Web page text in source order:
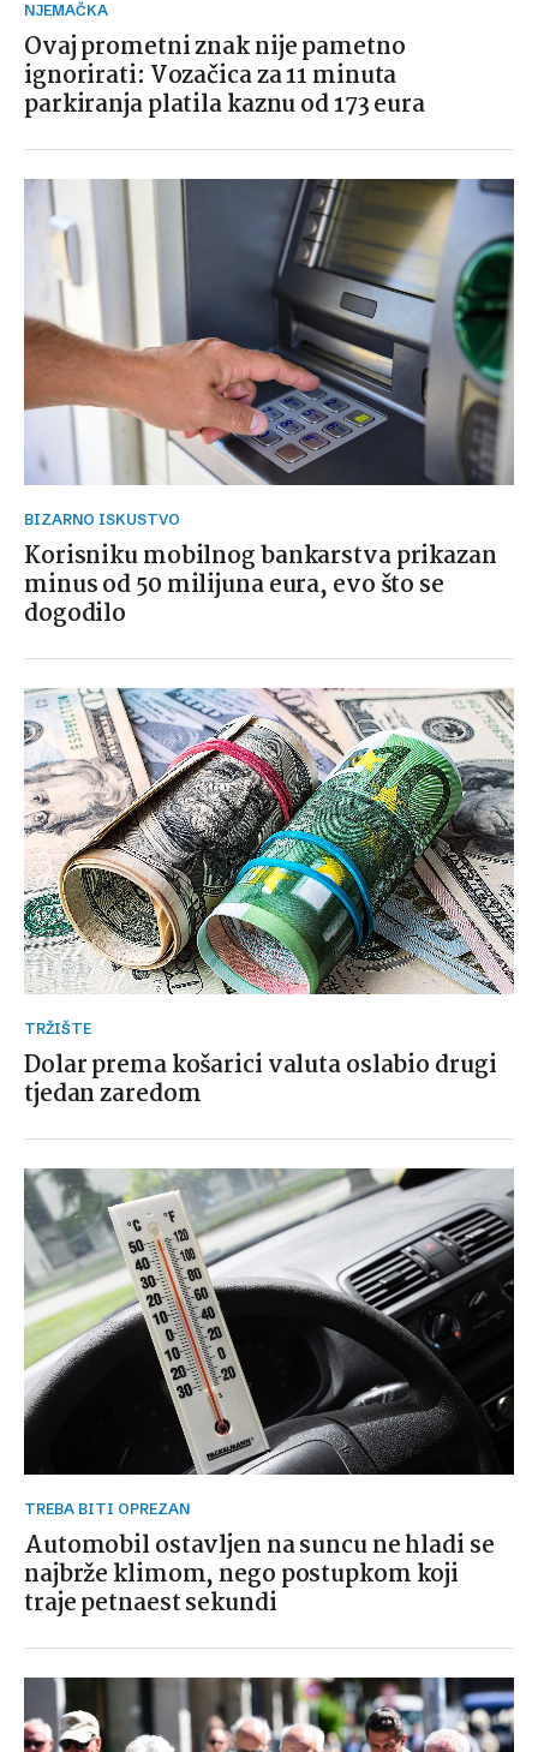
NJEMAČKA
Ovaj prometni znak nije pametno
ignorirati: Vozačica za 11 minuta
parkiranja platila kaznu od 173 eura
BIZARNO ISKUSTVO
Korisniku mobilnog bankarstva prikazan
minus od 50 milijuna eura, evo što se
dogodilo
TRŽIŠTE
Dolar prema košarici valuta oslabio drugi
tjedan zaredom
TREBA BITI OPREZAN
Automobil ostavljen na suncu ne hladi se
najbrže klimom, nego postupkom koji
traje petnaest sekundi